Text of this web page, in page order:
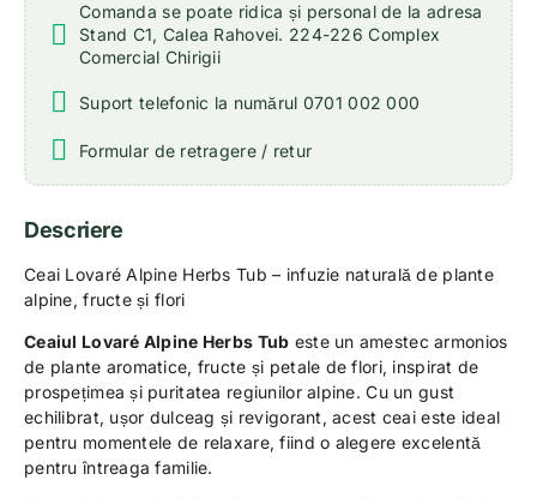
Comanda se poate ridica și personal de la adresa
Stand C1, Calea Rahovei. 224-226 Complex
Comercial Chirigii
Suport telefonic la numărul 0701 002 000
Formular de retragere / retur
Descriere
Ceai Lovaré Alpine Herbs Tub – infuzie naturală de plante
alpine, fructe și flori
Ceaiul Lovaré Alpine Herbs Tub este un amestec armonios
de plante aromatice, fructe și petale de flori, inspirat de
prospețimea și puritatea regiunilor alpine. Cu un gust
echilibrat, ușor dulceag și revigorant, acest ceai este ideal
pentru momentele de relaxare, fiind o alegere excelentă
pentru întreaga familie.